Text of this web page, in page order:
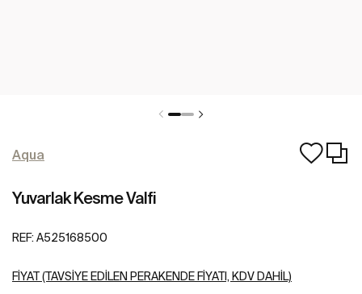
Aqua
Yuvarlak Kesme Valfi
REF: A525168500
FIYAT (TAVSIYE EDILEN PERAKENDE FIYATI, KDV DAHIL)